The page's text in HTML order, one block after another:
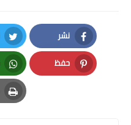
نشر
Facebook
حفظ
Pinterest